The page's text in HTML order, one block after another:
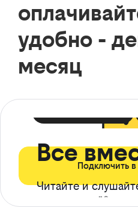
удобно -
месяц
Все
Читайте и
ограничений*
Подключить